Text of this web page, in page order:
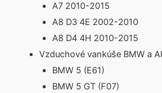
A7 2010-2015
A8 D3 4E 2002-2010
A8 D4 4H 2010-2015
Vzduchové vankúše BMW a
BMW 5 (E61)
BMW 5 GT (F07)